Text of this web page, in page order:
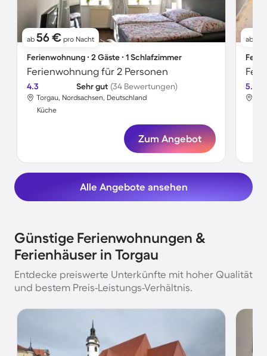
ab 56 € pro Nacht
Ferienwohnung ∙ 2 Gäste ∙ 1 Schlafzimmer
Ferienwohnung für 2 Personen
4.3 Sehr gut (34 Bewertungen)
Torgau, Nordsachsen, Deutschland
Küche
Zum Angebot
ab
5.0
Alle Angebote ansehen
Günstige Ferienwohnungen &
Ferienhäuser in Torgau
Entdecke preiswerte Unterkünfte mit hoher Qualität
und bestem Preis-Leistungs-Verhältnis.